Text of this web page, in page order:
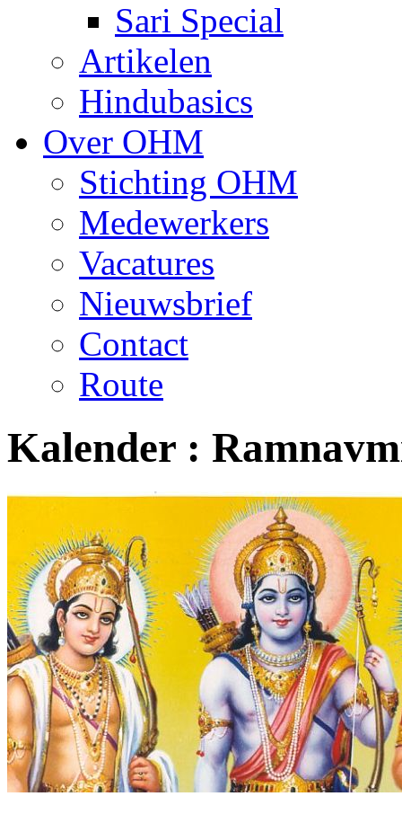
Sari Special
Artikelen
Hindubasics
Over OHM
Stichting OHM
Medewerkers
Vacatures
Nieuwsbrief
Contact
Route
Kalender :